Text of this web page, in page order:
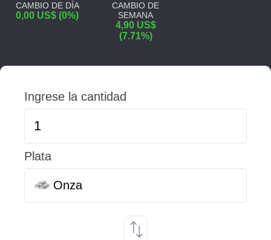
CAMBIO DE DÍA
0,00 US$ (0%)
CAMBIO DE
SEMANA
4,90 US$
(7.71%)
Ingrese la cantidad
Plata
Onza